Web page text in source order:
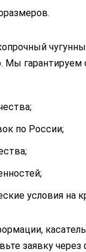
Мы гарантируем
по России;
условия на
заявку